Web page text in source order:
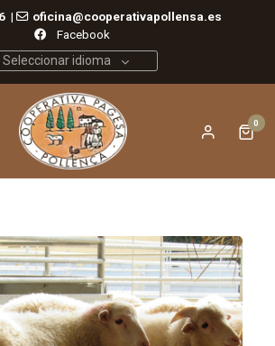
|
oficina@cooperativapollensa.es
Facebook
Seleccionar idioma
0